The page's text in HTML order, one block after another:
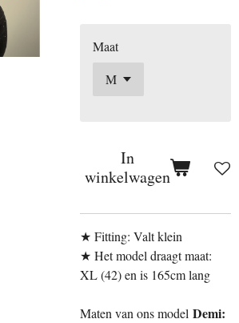
Maat
In
winkelwagen
★ Fitting: Valt klein
★ Het model draagt maat:
XL (42) en is 165cm lang
Maten van ons model Demi: